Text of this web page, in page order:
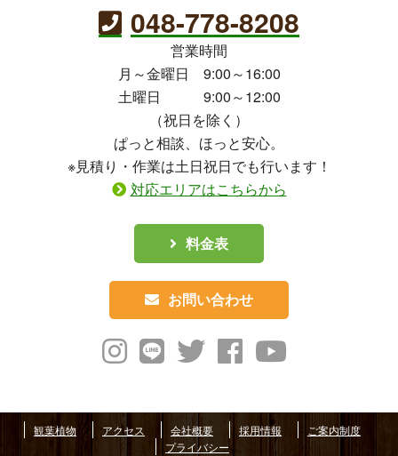
048-778-8208
営業時間
月～金曜日 9:00～16:00
土曜日 9:00～12:00
（祝日を除く）
ぱっと相談、ほっと安心。
※見積り・作業は土日祝日でも行います！
対応エリアはこちらから
料金表
お問い合わせ
観葉植物 アクセス 会社概要 採用情報
ご案内制度
プライバシー